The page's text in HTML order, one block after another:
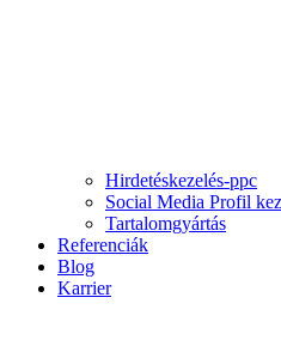
Hirdetéskezelés-ppc
Social Media Profil
Tartalomgyártás
Referenciák
Blog
Karrier